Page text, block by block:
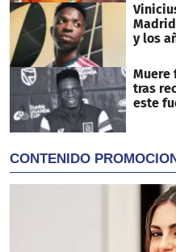
y los
Muere
tras
este